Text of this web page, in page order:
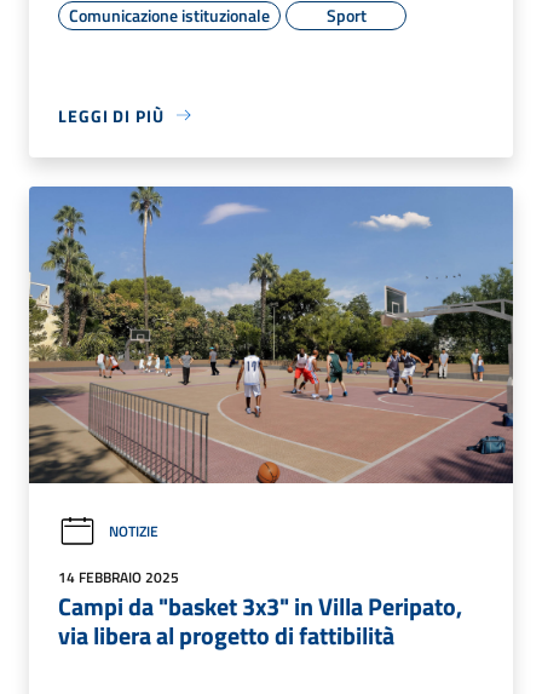
Comunicazione istituzionale Sport
LEGGI DI PIÙ
NOTIZIE
14 FEBBRAIO 2025
Campi da "basket 3x3" in Villa Peripato,
via libera al progetto di fattibilità